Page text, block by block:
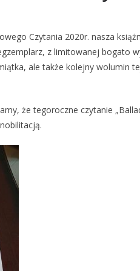
Czytania 2020r. nasza
z limitowanej bogato
ale także kolejny wolumin
że tegoroczne czytanie